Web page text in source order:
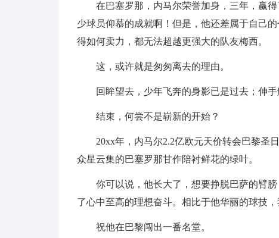
在巴塞罗那，内马尔荣誉加身，三年，赢
少球员仰慕的成就啊！但是，他还差属于自己
得如何卖力，都无法超越更强大的队友梅西。
这，或许就是匆匆离去的理由。
回眸望去，少年飞奔的身影已是过去；伸
结束，何尝不是崭新的开始？
20xx年，内马尔2.2亿欧元天价转会巴黎圣
众星云集的巴塞罗那甘作陪衬鲜花的绿叶。
你可以说，他长大了，想要挣脱巴萨的臂
了心中至高的理想奋斗。相比于他华丽的球技
祝他在巴黎闯出一番名堂。